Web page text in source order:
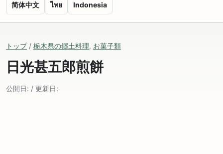
简体中文 ไทย Indonesia
トップ/ 栃木県の郷土料理, お菓子類
日光甚五郎煎餅
公開日: / 更新日: